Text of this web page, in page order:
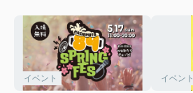
イベント イベント